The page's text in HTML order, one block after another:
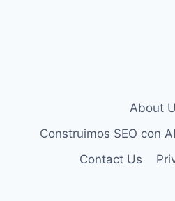
About
Construimos SEO con
Contact Us